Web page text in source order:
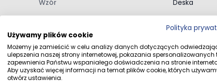
podłogi trwałości, łatwej pielęgnacji i spójnego,
Wzór Deska
Dąb,
Klasa użytkowa 33 - Duże
Opór cieplny [m²K/W]
Polityka
Używamy plików cookie
Możemy je zamieścić w celu analizy danych dotyczących
ulepszenia naszej strony internetowej, pokazania spersonalizowanych
zapewnienia Państwu wspaniałego doświadczenia na stronie
Aby uzyskać więcej informacji na temat plików cookie, których
otwórz ustawienia.